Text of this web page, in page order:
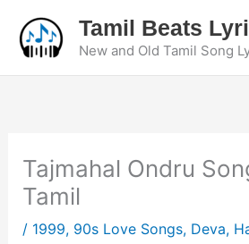
content
Tamil Beats
New and Old Tamil Song
Tajmahal Ondru
Tamil
/ 1999, 90s Love Songs, Deva,